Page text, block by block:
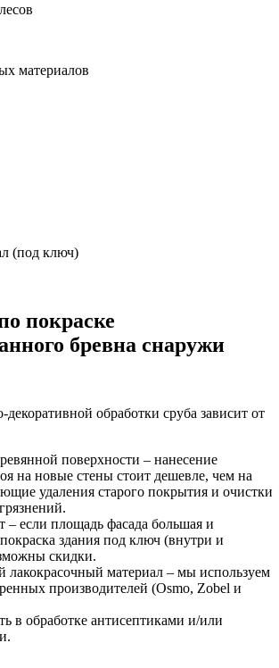
материалов
(под ключ)
покраске
бревна снаружи
обработки сруба зависит от
поверхности – нанесение
на новые стены стоит дешевле, чем на
удаления старого покрытия и очистки
– если площадь фасада большая и
покраска здания под ключ (внутри и
скидки.
материал – мы используем
производителей (Osmo, Zobel и
в обработке антисептиками и/или